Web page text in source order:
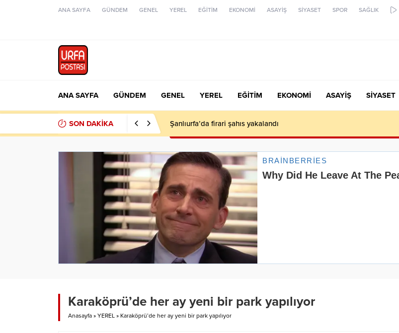
ANA SAYFA GÜNDEM GENEL YEREL EĞİTİM EKONOMİ ASAYİŞ SİYASET SPOR SAĞLIK
ANA SAYFA GÜNDEM GENEL YEREL EĞİTİM EKONOMİ ASAYİŞ SİYASET
SON DAKİKA Şanlıurfa’da firari şahıs yakalandı
Karaköprü’de her ay yeni bir park yapılıyor
Anasayfa » YEREL » Karaköprü’de her ay yeni bir park yapılıyor